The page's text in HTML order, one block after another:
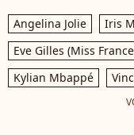
Angelina Jolie Iris
Eve Gilles (Miss
Kylian Mbappé